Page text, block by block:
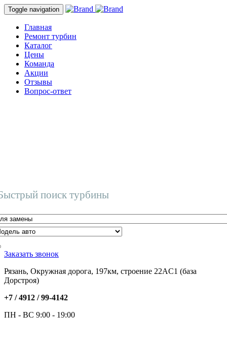
Toggle navigation
Главная
Ремонт турбин
Каталог
Цены
Команда
Акции
Отзывы
Вопрос-ответ
поиск турбины
Заказать звонок
Рязань, Окружная дорога, 197км, строение 22АC1 (база
Дорстроя)
+7 / 4912 /99-4142
ПН - ВС 9:00 - 19:00